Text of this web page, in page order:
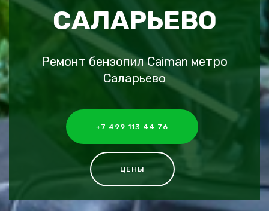
САЛАРЬЕВО
Ремонт бензопил Caiman метро
Саларьево
+7 499 113 44 76
ЦЕНЫ